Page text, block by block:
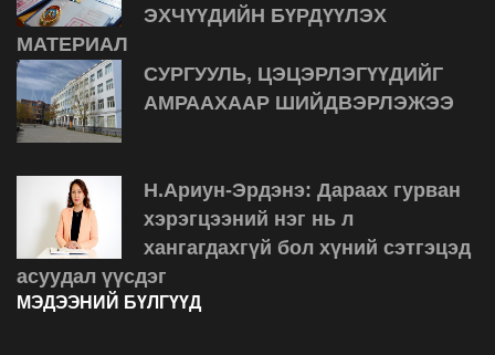
ЭХЧҮҮДИЙН БҮРДҮҮЛЭХ
МАТЕРИАЛ
СУРГУУЛЬ, ЦЭЦЭРЛЭГҮҮДИЙГ
АМРААХААР ШИЙДВЭРЛЭЖЭЭ
Н.Ариун-Эрдэнэ: Дараах гурван
хэрэгцээний нэг нь л
хангагдахгүй бол хүний сэтгэцэд
асуудал үүсдэг
МЭДЭЭНИЙ БҮЛГҮҮД